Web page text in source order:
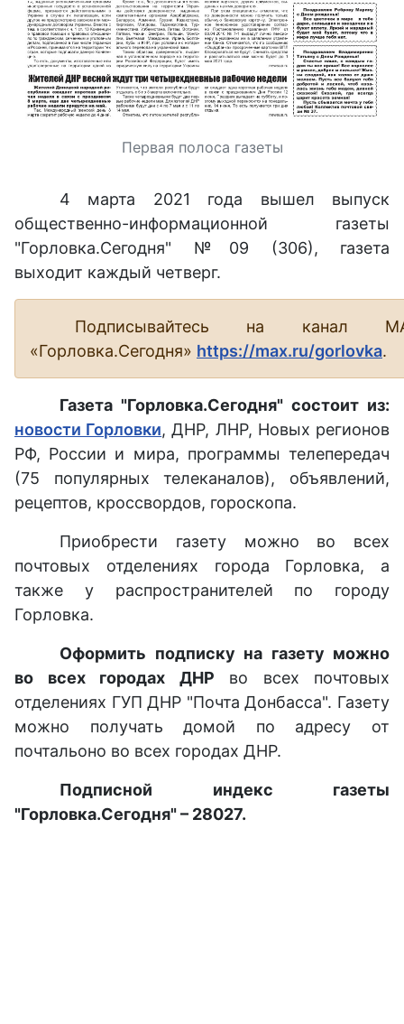
Первая полоса газеты
4 марта 2021 года вышел выпуск
общественно-информационной газеты
"Горловка.Сегодня" №09 (306), газета
выходит каждый четверг.
Подписывайтесь на канал
«Горловка.Сегодня» https://max.ru/gorlovka.
Газета "Горловка.Сегодня" состоит из:
новости Горловки, ДНР, ЛНР, Новых регионов
РФ, России и мира, программы телепередач
(75 популярных телеканалов), объявлений,
рецептов, кроссвордов, гороскопа.
Приобрести газету можно во всех
почтовых отделениях города Горловка, а
также у распространителей по городу
Горловка.
Оформить подписку на газету можно
во всех городах ДНР во всех почтовых
отделениях ГУП ДНР "Почта Донбасса". Газету
можно получать домой по адресу от
почтальоно во всех городах ДНР.
Подписной индекс газеты
"Горловка.Сегодня" – 28027.